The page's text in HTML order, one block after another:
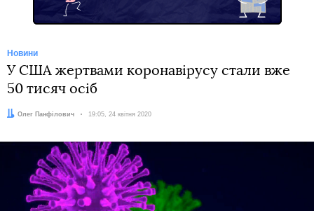
Новини
У США жертвами коронавірусу стали вже
50 тисяч осіб
Автор:
Олег Панфілович Дата:
19:05, 24 квітня 2020